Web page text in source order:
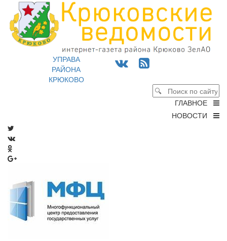
УПРАВА
РАЙОНА
КРЮКОВО
ГЛАВНОЕ
НОВОСТИ